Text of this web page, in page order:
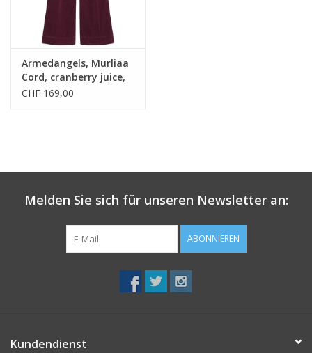
Armedangels, Murliaa
Cord, cranberry juice,
29
CHF 169,00
Melden Sie sich für unseren Newsletter an:
ABONNIEREN
Kundendienst